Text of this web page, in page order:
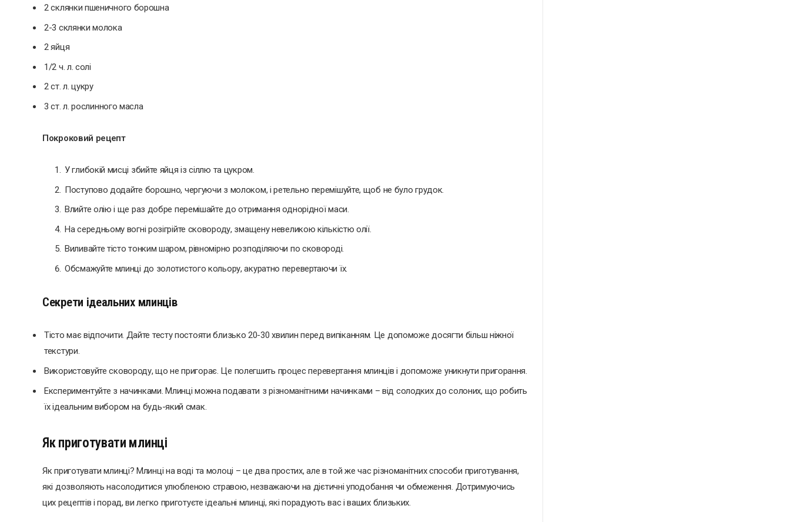
2 склянки пшеничного борошна
2-3 склянки молока
2 яйця
1/2 ч. л. солі
2 ст. л. цукру
3 ст. л. рослинного масла
Покроковий рецепт
У глибокій мисці збийте яйця із сіллю та цукром.
Поступово додайте борошно, чергуючи з молоком, і ретельно перемішуйте, щоб не було грудок.
Влийте олію і ще раз добре перемішайте до отримання однорідної маси.
На середньому вогні розігрійте сковороду, змащену невеликою кількістю олії.
Виливайте тісто тонким шаром, рівномірно розподіляючи по сковороді.
Обсмажуйте млинці до золотистого кольору, акуратно перевертаючи їх.
Секрети ідеальних млинців
Тісто має відпочити. Дайте тесту постояти близько 20-30 хвилин перед випіканням. Це допоможе досягти більш ніжної
текстури.
Використовуйте сковороду, що не пригорає. Це полегшить процес перевертання млинців і допоможе уникнути пригорання.
Експериментуйте з начинками. Млинці можна подавати з різноманітними начинками – від солодких до солоних, що робить
їх ідеальним вибором на будь-який смак.
Як приготувати млинці
Як приготувати млинці? Млинці на воді та молоці – це два простих, але в той же час різноманітних способи приготування,
які дозволяють насолодитися улюбленою стравою, незважаючи на дієтичні уподобання чи обмеження. Дотримуючись
цих рецептів і порад, ви легко приготуєте ідеальні млинці, які порадують вас і ваших близьких.